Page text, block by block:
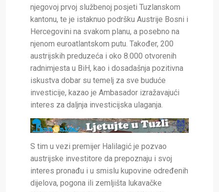
njegovoj prvoj službenoj posjeti Tuzlanskom
kantonu, te je istaknuo podršku Austrije Bosni i
Hercegovini na svakom planu, a posebno na
njenom euroatlantskom putu. Također, 200
austrijskih preduzeća i oko 8.000 otvorenih
radnimjesta u BiH, kao i dosadašnja pozitivna
iskustva dobar su temelj za sve buduće
investicije, kazao je Ambasador izražavajući
interes za daljnja investicijska ulaganja.
S tim u vezi premijer Halilagić je pozvao
austrijske investitore da prepoznaju i svoj
interes pronađu i u smislu kupovine određenih
dijelova, pogona ili zemljišta lukavačke